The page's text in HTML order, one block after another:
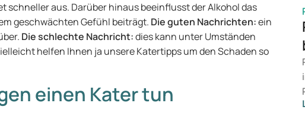
schneller aus. Darüber hinaus beeinflusst der Alkohol das
geschwächten Gefühl beiträgt. Die guten Nachrichten:ein
Die schlechte Nachricht:dies kann unter Umständen
helfen Ihnen ja unsere Katertipps um den Schaden so
einen Kater tun